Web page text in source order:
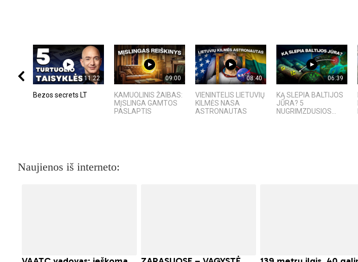
11:22
Bezos secrets LT
09:00
KAMUOLINIS ŽAIBAS:
MĮSLINGA GAMTOS
PASLAPTIS
08:40
VIENINTELIS LIETUVIŲ
KILMĖS NASA
ASTRONAUTAS
06:39
KĄ SLEPIA BALTIJOS
JŪRA? 5
NUGRIMZDUSIOS...
Naujienos iš interneto: